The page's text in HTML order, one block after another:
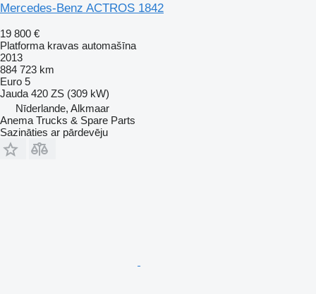
Mercedes-Benz ACTROS 1842
19 800 €
Platforma kravas automašīna
2013
884 723 km
Euro 5
Jauda 420 ZS (309 kW)
Nīderlande, Alkmaar
Anema Trucks & Spare Parts
Sazināties ar pārdevēju